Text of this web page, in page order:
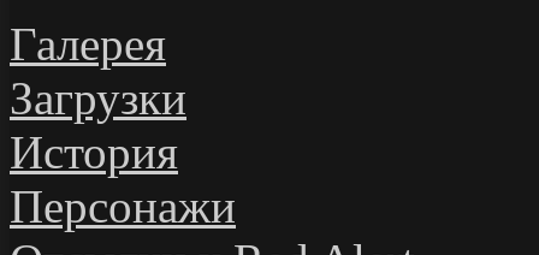
Галерея
Загрузки
История
Персонажи